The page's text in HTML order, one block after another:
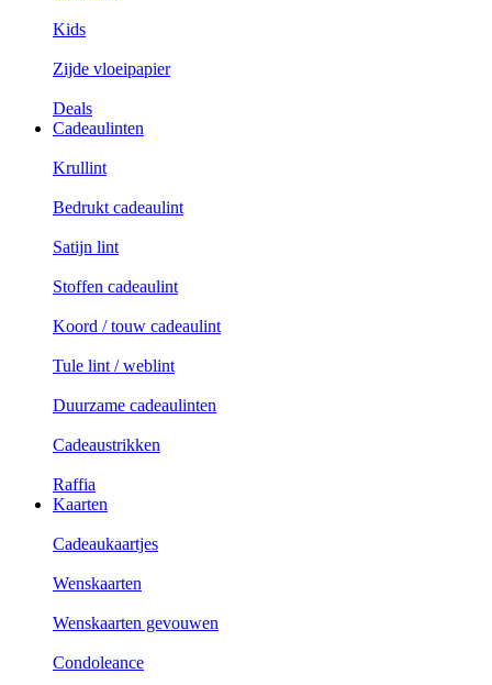
Kids
Zijde vloeipapier
Deals
Cadeaulinten
Krullint
Bedrukt cadeaulint
Satijn lint
Stoffen cadeaulint
Koord / touw cadeaulint
Tule lint / weblint
Duurzame cadeaulinten
Cadeaustrikken
Raffia
Kaarten
Cadeaukaartjes
Wenskaarten
Wenskaarten gevouwen
Condoleance